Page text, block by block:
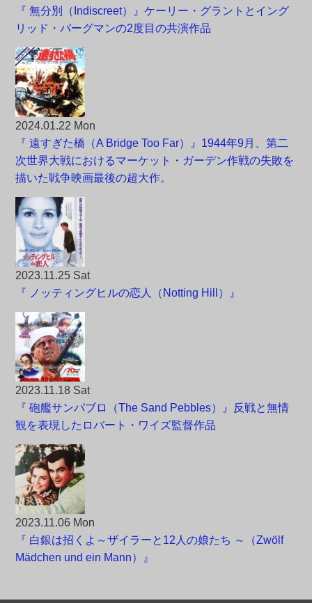
『 無分別（Indiscreet）』ケーリー・グラントとイング
リッド・バーグマンの2度目の共演作品
2024.01.22 Mon
『 遠すぎた橋（A Bridge Too Far）』1944年9月、第二
次世界大戦におけるマーケット・ガーデン作戦の失敗を
描いた戦争映画最後の超大作。
2023.11.25 Sat
『 ノッティングヒルの恋人（Notting Hill）』
2023.11.18 Sat
『 砲艦サンパブロ（The Sand Pebbles）』反戦と無情
観を表現したロバート・ワイズ監督作品
2023.11.06 Mon
『 白銀は招くよ～ザイラーと12人の娘たち ～（Zwölf
Mädchen und ein Mann）』